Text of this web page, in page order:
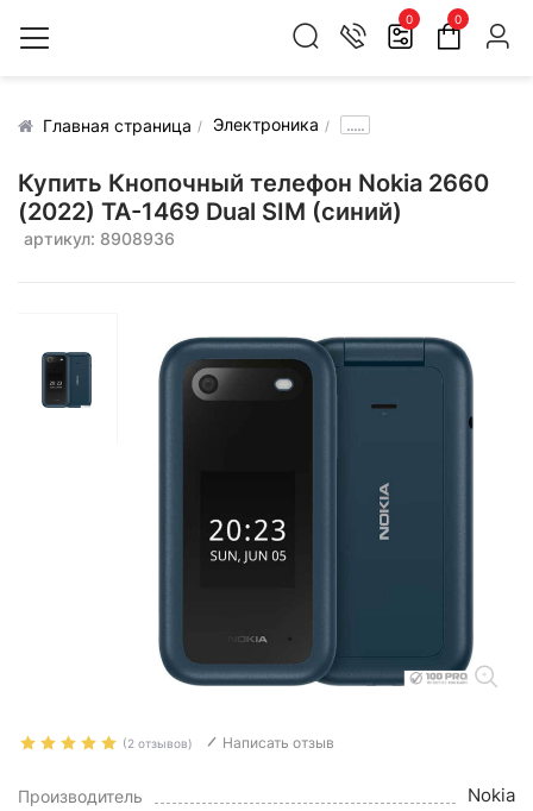
0 0
Главная страница Электроника .....
Купить Кнопочный телефон Nokia 2660
(2022) TA-1469 Dual SIM (синий)
артикул: 8908936
(2 отзывов) Написать отзыв
Производитель Nokia